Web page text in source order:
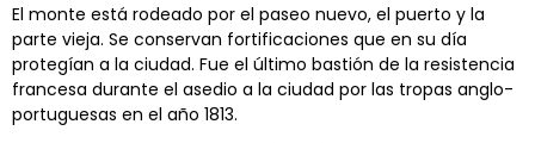
El monte está rodeado por el paseo nuevo, el puerto y la
parte vieja. Se conservan fortificaciones que en su día
protegían a la ciudad. Fue el último bastión de la resistencia
francesa durante el asedio a la ciudad por las tropas anglo-
portuguesas en el año 1813.